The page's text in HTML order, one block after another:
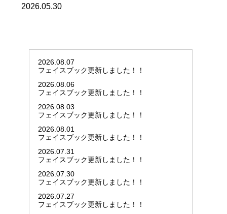
2026.05.30
2026.08.07
フェイスブック更新しました！！
2026.08.06
フェイスブック更新しました！！
2026.08.03
フェイスブック更新しました！！
2026.08.01
フェイスブック更新しました！！
2026.07.31
フェイスブック更新しました！！
2026.07.30
フェイスブック更新しました！！
2026.07.27
フェイスブック更新しました！！